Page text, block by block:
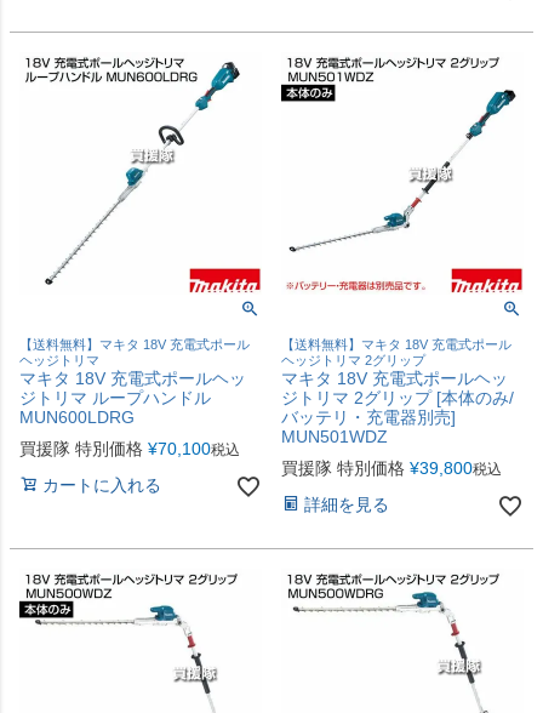
【送料無料】マキタ 18V 充電式ポール
ヘッジトリマ
マキタ 18V 充電式ポールヘッ
ジトリマ ループハンドル
MUN600LDRG
買援隊 特別価格 ¥70,100税込
カートに入れる
【送料無料】マキタ 18V 充電式ポール
ヘッジトリマ 2グリップ
マキタ 18V 充電式ポールヘッ
ジトリマ 2グリップ [本体のみ/
バッテリ・充電器別売]
MUN501WDZ
買援隊 特別価格 ¥39,800税込
詳細を見る